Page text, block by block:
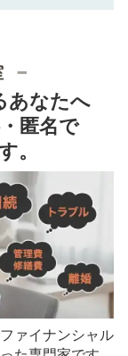
あなたへ
匿名で
。
ァイナンシャル